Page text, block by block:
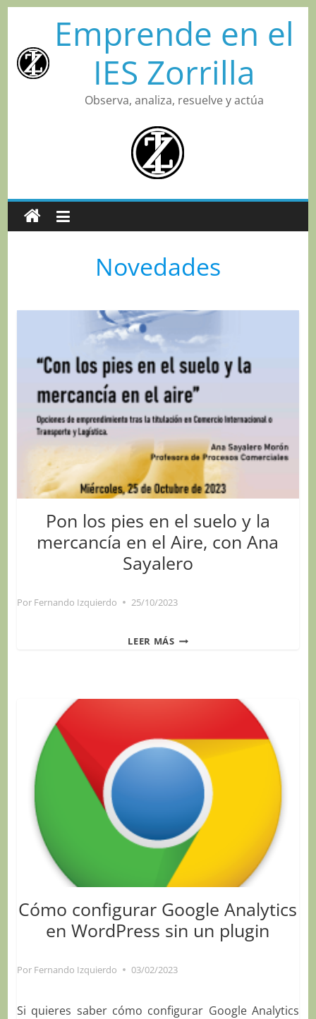
contenidoEmprende en el
IES Zorrilla
Observa, analiza, resuelve y actúa
Novedades
Pon los pies en el suelo y la
mercancía en el Aire, con Ana
Sayalero
Por Fernando Izquierdo 25/10/2023
LEER MÁSPON
LA
MERCANCÍA
ANA
SAYALERO
Cómo configurar Google Analytics
en WordPress sin un plugin
Por Fernando Izquierdo 03/02/2023
Si quieres saber cómo configurar Google Analytics